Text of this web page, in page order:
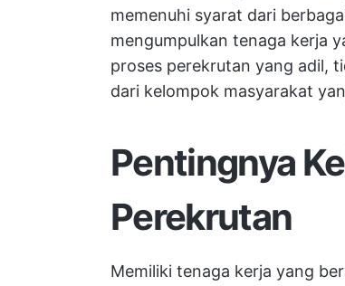
memenuhi syarat dari
mengumpulkan tenaga kerja
proses perekrutan yang adil,
dari kelompok masyarakat
Pentingnya
Perekrutan
Memiliki tenaga kerja yang